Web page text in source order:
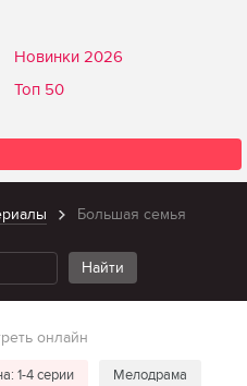
Новинки 2026
Топ 50
Большая семья
онлайн
1-4 серии
Мелодрама